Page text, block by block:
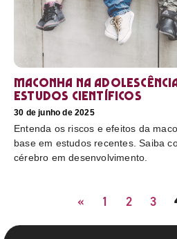
Maconha na
estudos científicos
30 de junho de 2025
Entenda os riscos e efeitos da
base em estudos recentes. Saiba
cérebro em desenvolvimento.
« 1 2 3